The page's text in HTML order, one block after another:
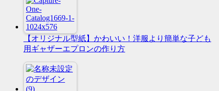
【オリジナル型紙】かわいい！洋服より簡単な子ども
用ギャザーエプロンの作り方